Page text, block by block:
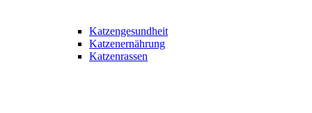
Katzengesundheit
Katzenernährung
Katzenrassen